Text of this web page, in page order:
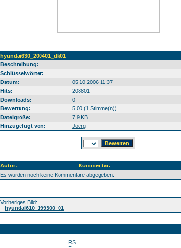
hyundai630_200401_dk01
Beschreibung:
Schlüsselwörter:
Datum:
05.10.2006 11:37
Hits:
208801
Downloads:
0
Bewertung:
5.00 (1 Stimme(n))
Dateigröße:
7.9 KB
Hinzugefügt von:
Joerg
Autor:
Kommentar:
Es wurden noch keine Kommentare abgegeben.
Vorheriges Bild:
hyundai610_199300_01